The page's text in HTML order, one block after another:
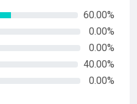
60.00%
0.00%
0.00%
40.00%
0.00%